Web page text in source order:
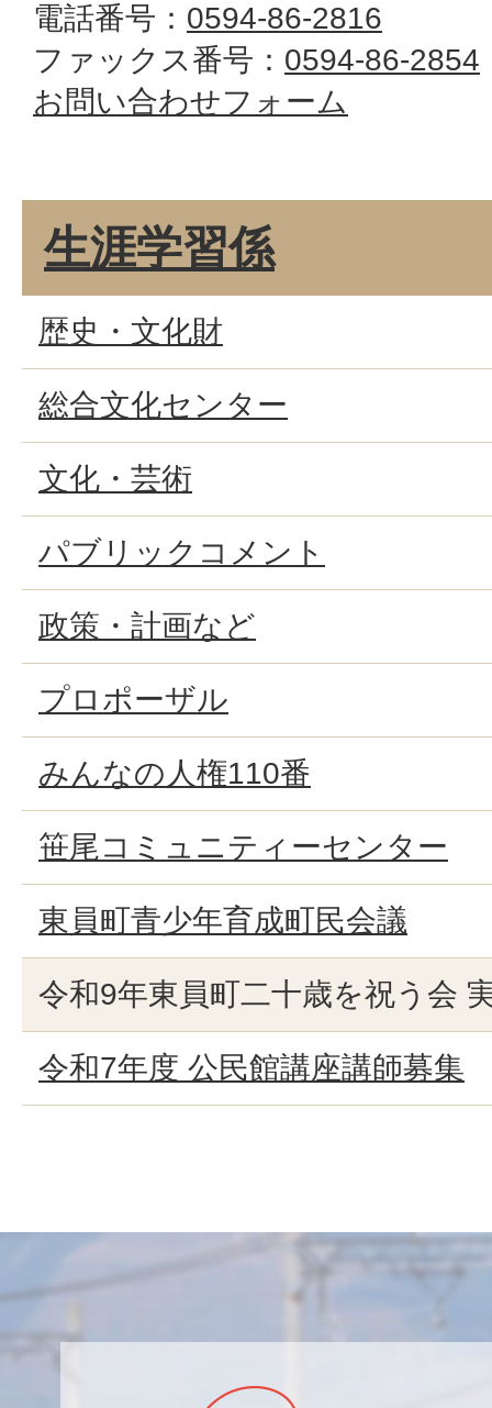
電話番号： 0594-86-2816
ファックス番号： 0594-86-2854
お問い合わせフォーム
生涯学習係
歴史・文化財
総合文化センター
文化・芸術
パブリックコメント
政策・計画など
プロポーザル
みんなの人権110番
笹尾コミュニティーセンター
東員町青少年育成町民会議
令和9年東員町二十歳を祝う会
令和7年度 公民館講座講師募集